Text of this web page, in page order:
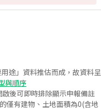
途」資料推估而成，故資料呈
與順序
後可即時排除顯示申報備註
僅有建物、土地面積為0(含地